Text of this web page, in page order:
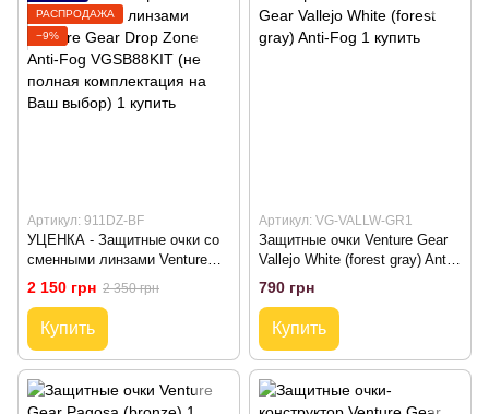
РАСПРОДАЖА
−9%
Артикул: 911DZ-BF
УЦЕНКА - Защитные очки со
сменными линзами Venture
Gear Drop Zone Anti-Fog
VGSB88KIT (не полная
комплектация на Ваш выбор)
2 150 грн 2 350 грн
Купить
Артикул: VG-VALLW-GR1
Защитные очки Venture Gear
Vallejo White (forest gray) Anti-
Fog
790 грн
Купить